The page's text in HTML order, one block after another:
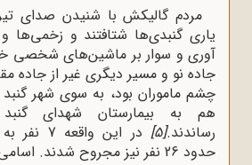
مردم گالیکش با شنیدن صدای
یاری گنبدی‌ها شتافتند و زخمی‌ها
آوری و سوار بر ماشین‌های شخصی
جاده نو و مسیر دیگری غیر از جاده
چشم ماموران بود، به سوی شهر
هم به بیمارستان شهدای
رساندند.[5]
در این
حدود 26 نفر نیز مجروح شدند. اسامی شهدا عبارتند از: